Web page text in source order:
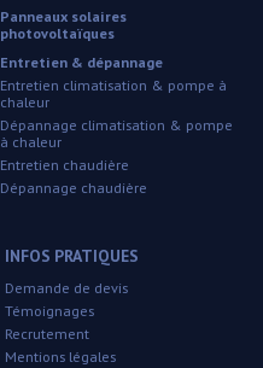
Panneaux solaires
photovoltaïques
Entretien & dépannage
Entretien climatisation & pompe à
chaleur
Dépannage climatisation & pompe
à chaleur
Entretien chaudière
Dépannage chaudière
INFOS PRATIQUES
Demande de devis
Témoignages
Recrutement
Mentions légales